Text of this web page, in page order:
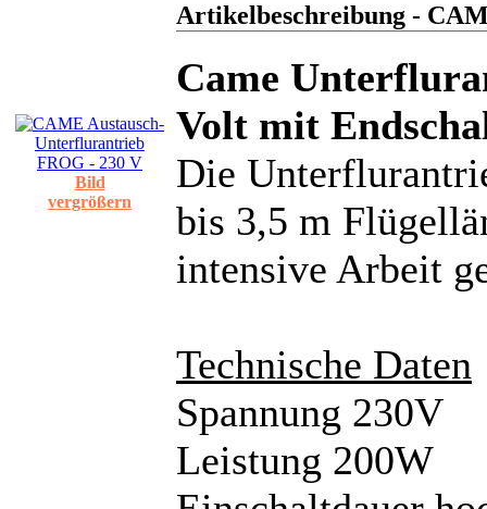
Bild
vergrößern
Artikelbeschreibung -
Came
Volt mit
Die
bis 3,5 m
intensive Arbeit
Technische Daten
Spannung 230V
Leistung 200W